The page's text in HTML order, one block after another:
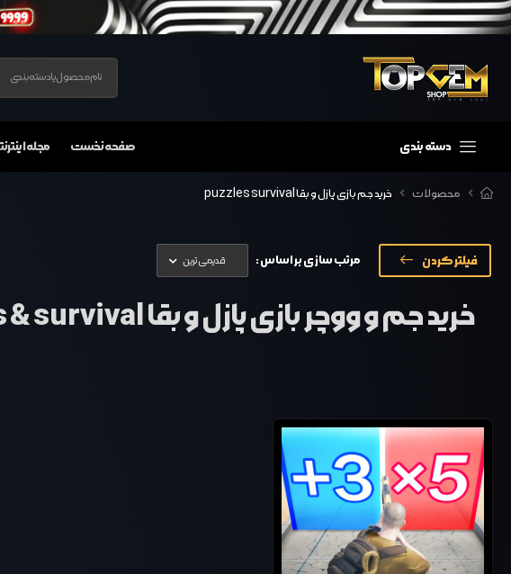
دسته بندی صفحه نخست مجله
محصولات خرید جم بازی پازل و بقا puzzles survival
فیلتر کردن مرتب سازی بر اساس :
خرید جم و ووچر بازی پازل و بقا puzzles & survival